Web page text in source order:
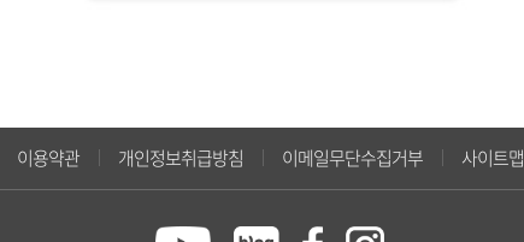
이용약관 개인정보취급방침 이메일무단수집거부 사이트맵